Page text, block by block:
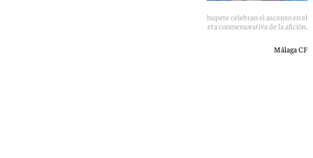
Los jugadores del Málaga Moussa, Rafa, Dani Lorenzo y Chupete celebran el ascenso en el
estadio del Almería con la camiseta conmemorativa de la afición.
Málaga CF